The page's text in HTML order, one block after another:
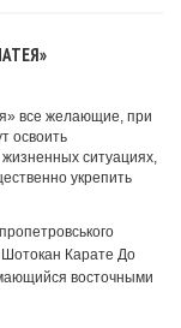
все желающие, при
освоить
ситуациях,
укрепить
Карате До
восточными